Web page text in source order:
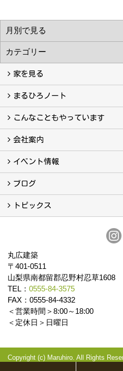
家を見る
フォトギャラリー
現場レポート
完工事例
お客様の声
まるひろノート
真っ直ぐの家づくり
自慢の大工たち
こだわりの自然素材
快適な家のエッセンス
注文住宅ができるまで
こんなこともやっています
こんなこともやっています
会社案内
会社案内
まるひろの人
スタッフ紹介
プライバシーポリシー
イベント情報
イベント予告
イベント報告
ブログ
ブログ
トピックス
丸広建築
〒401-0511
山梨県南都留郡忍野村忍草1608
TEL： 0555-84-3575
FAX：0555-84-4332
＜営業時間＞8:00～18:00
＜定休日＞日曜日
Copyright (c) Maruhiro. All Rights